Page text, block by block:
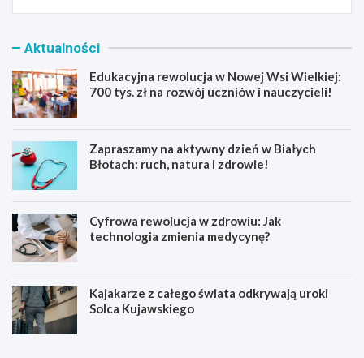
Aktualności
Edukacyjna rewolucja w Nowej Wsi Wielkiej:
700 tys. zł na rozwój uczniów i nauczycieli!
Zapraszamy na aktywny dzień w Białych
Błotach: ruch, natura i zdrowie!
Cyfrowa rewolucja w zdrowiu: Jak
technologia zmienia medycynę?
Kajakarze z całego świata odkrywają uroki
Solca Kujawskiego
E
Z